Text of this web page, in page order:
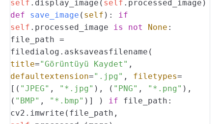
self .display_image( self .processed_image)
def
save_image ( self ):
if
self .processed_image is not None :
file_path =
filedialog.asksaveasfilename(
title="Görüntüyü Kaydet" ,
defaultextension=".jpg" , filetypes=
[( "JPEG" , "*.jpg" ), ( "PNG" , "*.png" ),
( "BMP" , "*.bmp" )] ) if file_path:
cv2.imwrite(file_path,